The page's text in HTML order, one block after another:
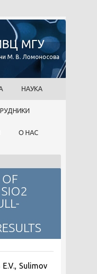
МГУ
М. В. Ломоносова
НАУКА
О НАС
Sulimov